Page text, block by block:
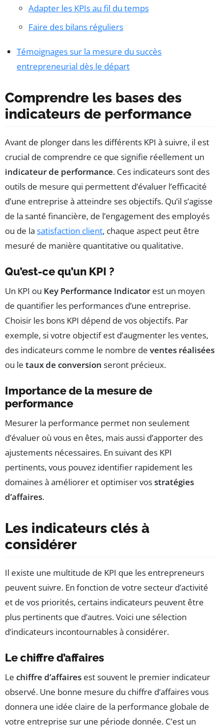
Adapter les KPIs au fil du temps
Faire des bilans réguliers
Témoignages sur la mesure du succès
entrepreneurial dès le départ
Comprendre les bases des
indicateurs de performance
Avant de plonger dans les différents KPI à suivre, il est
crucial de comprendre ce que signifie réellement un
indicateur de performance. Ces indicateurs sont des
outils de mesure qui permettent d’évaluer l’efficacité
d’une entreprise à atteindre ses objectifs. Qu’il s’agisse
de la santé financière, de l’engagement des employés
ou de la satisfaction client, chaque aspect peut être
mesuré de manière quantitative ou qualitative.
Qu’est-ce qu’un KPI ?
Un KPI ou Key Performance Indicator est un moyen
de quantifier les performances d’une entreprise.
Choisir les bons KPI dépend de vos objectifs. Par
exemple, si votre objectif est d’augmenter les ventes,
des indicateurs comme le nombre de ventes réalisées
ou le taux de conversion seront précieux.
Importance de la mesure de
performance
Mesurer la performance permet non seulement
d’évaluer où vous en êtes, mais aussi d’apporter des
ajustements nécessaires. En suivant des KPI
pertinents, vous pouvez identifier rapidement les
domaines à améliorer et optimiser vosstratégies
d’affaires.
Les indicateurs clés à
considérer
Il existe une multitude de KPI que les entrepreneurs
peuvent suivre. En fonction de votre secteur d’activité
et de vos priorités, certains indicateurs peuvent être
plus pertinents que d’autres. Voici une sélection
d’indicateurs incontournables à considérer.
Le chiffre d’affaires
Le chiffre d’affaires est souvent le premier indicateur
observé. Une bonne mesure du chiffre d’affaires vous
donnera une idée claire de la performance globale de
votre entreprise sur une période donnée. C’est un